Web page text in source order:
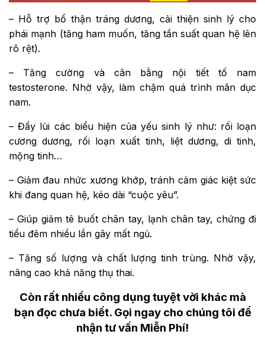
– Hỗ trợ bổ thận tráng dương, cải thiện sinh lý cho
phái mạnh (tăng ham muốn, tăng tần suất quan hệ lên
rõ rệt).
– Tăng cường và cân bằng nội tiết tố nam
testosterone. Nhờ vậy, làm chậm quá trình mãn dục
nam.
– Đẩy lùi các biểu hiện của yếu sinh lý như: rối loạn
cương dương, rối loạn xuất tinh, liệt dương, di tinh,
mộng tinh…
– Giảm đau nhức xương khớp, tránh cảm giác kiệt sức
khi đang quan hệ, kéo dài “cuộc yêu”.
– Giúp giảm tê buốt chân tay, lạnh chân tay, chứng đi
tiểu đêm nhiều lần gây mất ngủ.
– Tăng số lượng và chất lượng tinh trùng. Nhờ vậy,
nâng cao khả năng thụ thai.
Còn rất nhiều công dụng tuyệt vời khác mà
bạn đọc chưa biết. Gọi ngay cho chúng tôi để
nhận tư vấn Miễn Phí!